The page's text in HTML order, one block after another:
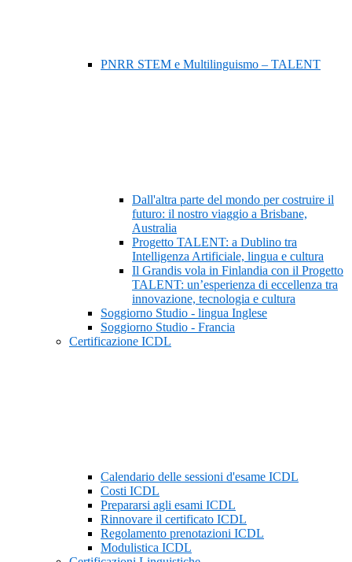
PNRR STEM e Multilinguismo – TALENT
Dall'altra parte del mondo per costruire il
futuro: il nostro viaggio a Brisbane,
Australia
Progetto TALENT: a Dublino tra
Intelligenza Artificiale, lingua e cultura
Il Grandis vola in Finlandia con il Progetto
TALENT: un’esperienza di eccellenza tra
innovazione, tecnologia e cultura
Soggiorno Studio - lingua Inglese
Soggiorno Studio - Francia
Certificazione ICDL
Calendario delle sessioni d'esame ICDL
Costi ICDL
Prepararsi agli esami ICDL
Rinnovare il certificato ICDL
Regolamento prenotazioni ICDL
Modulistica ICDL